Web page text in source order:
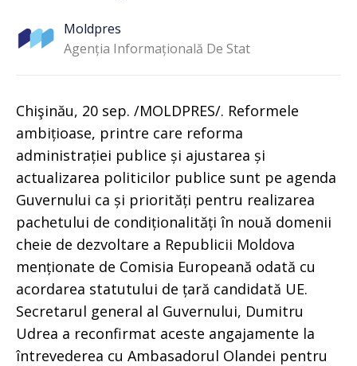
Moldpres
Agenția Informațională De Stat
Chişinău, 20 sep. /MOLDPRES/. Reformele
ambițioase, printre care reforma
administrației publice și ajustarea și
actualizarea politicilor publice sunt pe agenda
Guvernului ca și priorități pentru realizarea
pachetului de condiționalități în nouă domenii
cheie de dezvoltare a Republicii Moldova
menționate de Comisia Europeană odată cu
acordarea statutului de țară candidată UE.
Secretarul general al Guvernului, Dumitru
Udrea a reconfirmat aceste angajamente la
întrevederea cu Ambasadorul Olandei pentru